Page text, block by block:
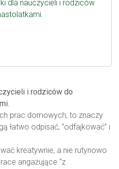
dla nauczycieli i rodziców
i rodziców do
prac domowych, to znaczy
łatwo odpisać, “odfajkować” i
kreatywnie, a nie rutynowo
angażujące “z